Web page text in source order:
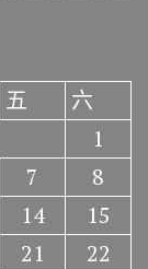
五
六
1
7
8
14
15
21
22